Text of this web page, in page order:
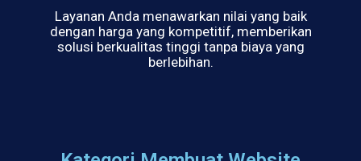
Layanan Anda menawarkan nilai yang baik
dengan harga yang kompetitif, memberikan
solusi berkualitas tinggi tanpa biaya yang
berlebihan.